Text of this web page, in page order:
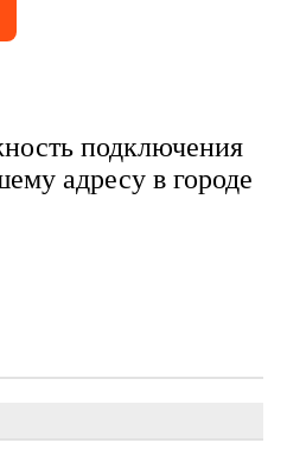
подключения
адресу в городе